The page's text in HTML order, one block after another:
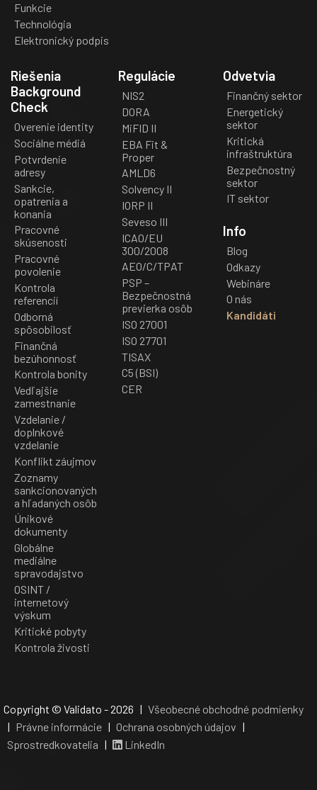
Funkcie
Technológia
Elektronický podpis
Riešenia
Background
Check
Overenie identity
Sociálne médiá
Potvrdenie
adresy
Sankcie,
opatrenia a
konania
Pracovné
skúsenosti
Pracovné
povolenie
Kontrola
referencií
Odborná
spôsobilosť
Finančná
bezúhonnosť
Kontrola bonity
Vedľajšie
zamestnanie
Vzdelanie /
doplnkové
vzdelanie
Konflikt záujmov
Zoznamy
sankcionovaných
a hľadaných osôb
Únikové
dokumenty
Globálne
mediálne
spravodajstvo
OSINT /
internetový
výskum
Kritické pobyty
Kontrola živosti
Regulácie
NIS2
DORA
MiFID II
EBA Fit &
Proper
AMLD6
Solvency II
IORP II
Seveso III
ICAO/EU
300/2008
AEO/C/TPAT
PSP –
Bezpečnostná
previerka osôb
ISO 27001
ISO 27701
TISAX
C5 (BSI)
CER
Odvetvia
Finančný sektor
Energetický
sektor
Kritická
infraštruktúra
Bezpečnostný
sektor
IT sektor
Info
Blog
Odkazy
Webináre
O nás
Kandidáti
Copyright © Validato - 2026 | Všeobecné obchodné podmienky
| Právne informácie| Ochrana osobných údajov |
Sprostredkovatelia | LinkedIn